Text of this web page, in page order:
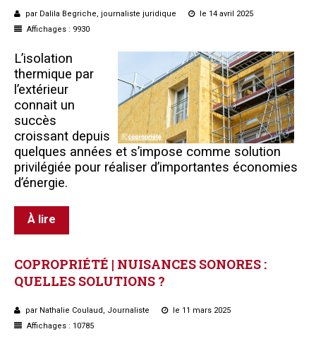
par Dalila Begriche, journaliste juridique
le 14 avril 2025
Affichages : 9930
L’isolation
thermique par
l’extérieur
connait un
succès
croissant depuis
quelques années et s’impose comme solution
privilégiée pour réaliser d’importantes économies
d’énergie.
À lire
COPROPRIÉTÉ | NUISANCES SONORES :
QUELLES SOLUTIONS ?
par Nathalie Coulaud, Journaliste
le 11 mars 2025
Affichages : 10785